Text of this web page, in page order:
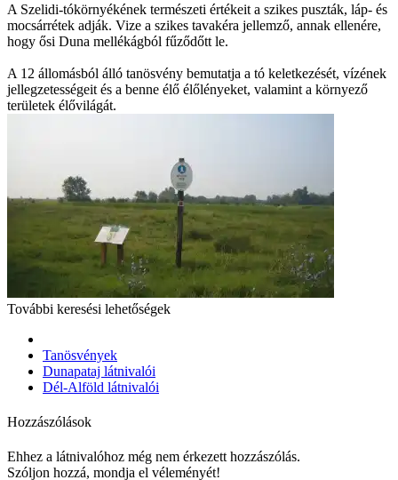
A Szelidi-tókörnyékének természeti értékeit a szikes puszták, láp- és
mocsárrétek adják. Vize a szikes tavakéra jellemző, annak ellenére,
hogy ősi Duna mellékágból fűződőtt le.
A 12 állomásból álló tanösvény bemutatja a tó keletkezését, vízének
jellegzetességeit és a benne élő élőlényeket, valamint a környező
területek élővilágát.
További keresési lehetőségek
Tanösvények
Dunapataj látnivalói
Dél-Alföld látnivalói
Hozzászólások
Ehhez a látnivalóhoz még nem érkezett hozzászólás.
Szóljon hozzá, mondja el véleményét!